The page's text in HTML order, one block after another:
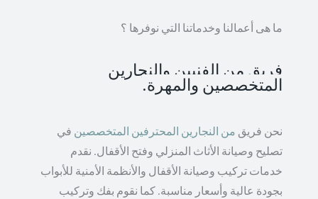
ما هى أعمالنا وخدماتنا التي نوفرها ؟
فريق من الفنيين والنجارين
المتخصصين والمهرة.
نحن فريق من النجارين المحترفين المتخصصين في
تصليح وصيانة الأثاث المنزلي وفتح الأقفال. نقدم
خدمات تركيب وصيانة الأقفال والأنظمة الأمنية للأبواب
بجودة عالية وأسعار مناسبة. كما نقوم بفك وتركيب